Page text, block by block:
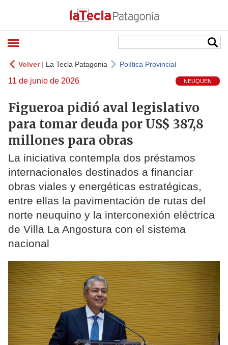
Volver| La Tecla Patagonia Política Provincial
11 de junio de 2026 NEUQUEN
Figueroa pidió aval legislativo
para tomar deuda por US$ 387,8
millones para obras
La iniciativa contempla dos préstamos
internacionales destinados a financiar
obras viales y energéticas estratégicas,
entre ellas la pavimentación de rutas del
norte neuquino y la interconexión eléctrica
de Villa La Angostura con el sistema
nacional